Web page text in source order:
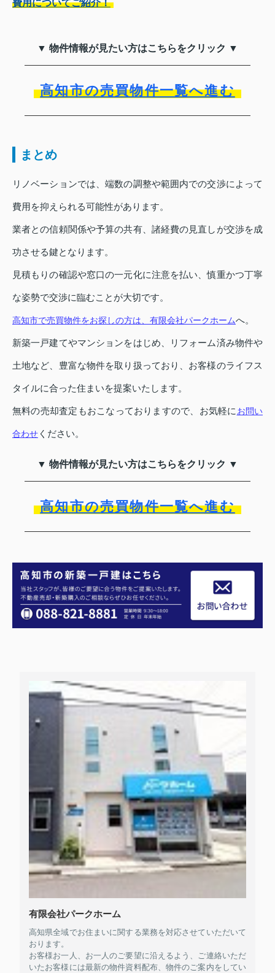
費用についてご紹介！
▼ 物件情報が見たい方はこちらをクリック ▼
高知市の売買物件一覧へ進む
まとめ
リノベーションでは、端数の調整や範囲内での交渉によって
費用を抑えられる可能性があります。
業者との信頼関係や予算の共有、諸経費の見直しが交渉を成
功させる鍵となります。
見積もりの確認や窓口の一元化に注意を払い、慎重かつ丁寧
な姿勢で交渉に臨むことが大切です。
高知市で売買物件をお探しの方は、有限会社パークホームへ。
新築一戸建てやマンションをはじめ、リフォーム済み物件や
土地など、豊富な物件を取り扱っており、お客様のライフス
タイルに合った住まいを提案いたします。
無料の売却査定もおこなっておりますので、お気軽に お問い
合わせ ください。
▼ 物件情報が見たい方はこちらをクリック ▼
高知市の売買物件一覧へ進む
有限会社パークホーム
高知県全域でお住まいに関する業務を対応させていただいて
おります。
お客様お一人、お一人のご要望に沿えるよう、ご連絡いただ
いたお客様には最新の物件資料配布、物件のご案内をしてい